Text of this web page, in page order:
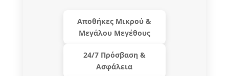
Αποθήκες Μικρού &
Μεγάλου Μεγέθους
24/7 Πρόσβαση &
Ασφάλεια